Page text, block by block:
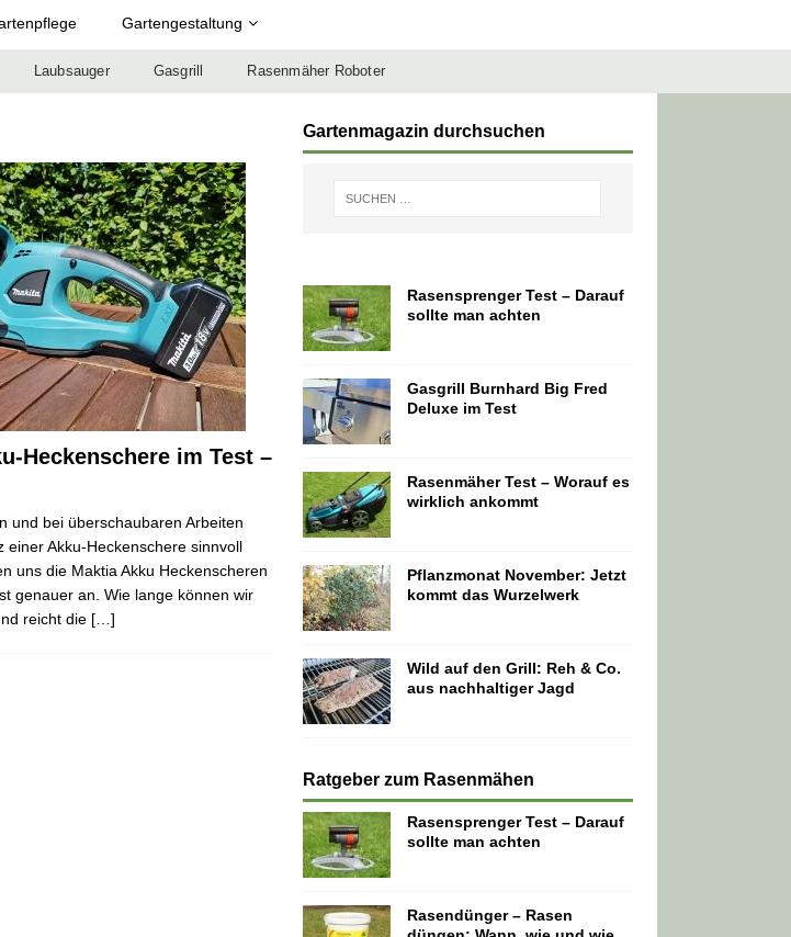
Gartengestaltung
Laubsauger Gasgrill Rasenmäher Roboter
Heckenschere im Test –
und bei überschaubaren Arbeiten
einer Akku-Heckenschere sinnvoll
uns die Maktia Akku Heckenscheren
genauer an. Wie lange können wir
reicht die […]
Gartenmagazin durchsuchen
Rasensprenger Test – Darauf
sollte man achten
Gasgrill Burnhard Big Fred
Deluxe im Test
Rasenmäher Test – Worauf es
wirklich ankommt
Pflanzmonat November: Jetzt
kommt das Wurzelwerk
Wild auf den Grill: Reh & Co.
aus nachhaltiger Jagd
Ratgeber zum Rasenmähen
Rasensprenger Test – Darauf
sollte man achten
Rasendünger – Rasen